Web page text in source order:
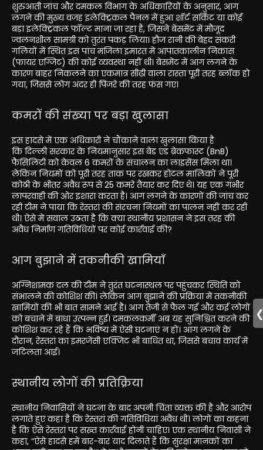
शुरुआती जांच और दमकल विभाग के अधिकारियों के अनुसार, आग
लगने की मुख्य वजह इलेक्ट्रिकल पैनल में हुआ शॉर्ट सर्किट या कोई
बड़ा इलेक्ट्रिकल फॉल्ट माना जा रहा है, जिसने बेसमेंट में मौजूद
ज्वलनशील सामग्री को तुरंत पकड़ लिया। हौज रानी की बेहद संकरी
गलियों में स्थित इस पांच मंजिला इमारत में आपातकालीन निकास
(फायर एग्जिट) की कोई व्यवस्था नहीं थी। बेसमेंट में आग लगने के
कारण बाहर निकलने का एकमात्र सीढ़ी वाला रास्ता पूरी तरह ब्लॉक हो
गया, जिससे लोग अंदर ही पिंजरे की तरह फंस गए।
कमरों की संख्या पर बड़ा खुलासा
इस हादसे में एक अधिकारी ने चौंकाने वाला खुलासा किया है
कि दिल्ली सरकार के नियमानुसार इस बेड एंड ब्रेकफास्ट (BnB)
फैसिलिटी को केवल 6 कमरों के संचालन का लाइसेंस मिला था।
लेकिन नियमों को पूरी तरह ताक पर रखकर होटल मालिकों ने पूरी
कोठी के भीतर अवैध रूप से 25 कमरे तैयार कर दिए थे। यह एक गंभीर
लापरवाही की ओर इशारा करता है। आग लगने के कारणों की जांच कर
रही टीम ने पाया कि रेस्तरां की संरचना नियमों का पालन नहीं कर रही
थी। ऐसे में सवाल उठता है कि क्या स्थानीय प्रशासन ने इस तरह की
अवैध निर्माण गतिविधियों पर कोई कार्रवाई की?
आग बुझाने में तकनीकी खामियाँ
अग्निशामक दल की टीम ने तुरंत घटनास्थल पर पहुंचकर स्थिति को
संभालने की कोशिश की। लेकिन आग बुझाने की प्रक्रिया में तकनीकी
खामियों की भी बात सामने आई है। आग तेजी से फैल गई और कई लोगों
को बचाने में बाधा उत्पन्न हुई। दमकलकर्मी अब यह सुनिश्चित करने की
कोशिश कर रहे हैं कि भविष्य में ऐसी घटनाएं न हों। आग लगने के
दौरान, रेस्तरां का इमरजेंसी एक्जिट भी बाधित था, जिससे बचाव कार्य में
जटिलता आई।
स्थानीय लोगों की प्रतिक्रिया
स्थानीय निवासियों ने घटना के बाद अपनी चिंता व्यक्त की है और आरोप
लगाते हुए कहा है कि रेस्तरां की गतिविधियां अवैध थीं। लोगों का कहना
है कि ऐसे रेस्तरां पर सख्त कार्रवाई होनी चाहिए। एक स्थानीय निवासी ने
कहा, “ऐसे हादसे हमें बार-बार याद दिलाते हैं कि सुरक्षा मानकों का